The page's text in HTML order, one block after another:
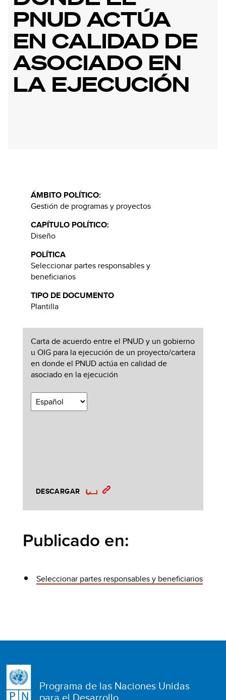
PNUD ACTÚA
EN CALIDAD DE
ASOCIADO EN
LA EJECUCIÓN
ÁMBITO POLÍTICO:
Gestión de programas y proyectos
CAPÍTULO POLÍTICO:
Diseño
POLÍTICA
Seleccionar partes responsables y
beneficiarios
TIPO DE DOCUMENTO
Plantilla
Carta de acuerdo entre el PNUD y un gobierno
u OIG para la ejecución de un proyecto/cartera
en donde el PNUD actúa en calidad de
asociado en la ejecución
DESCARGAR
Publicado en:
Seleccionar partes responsables y beneficiarios
Programa de las Naciones Unidas